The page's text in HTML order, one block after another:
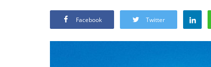
Facebook Twitter